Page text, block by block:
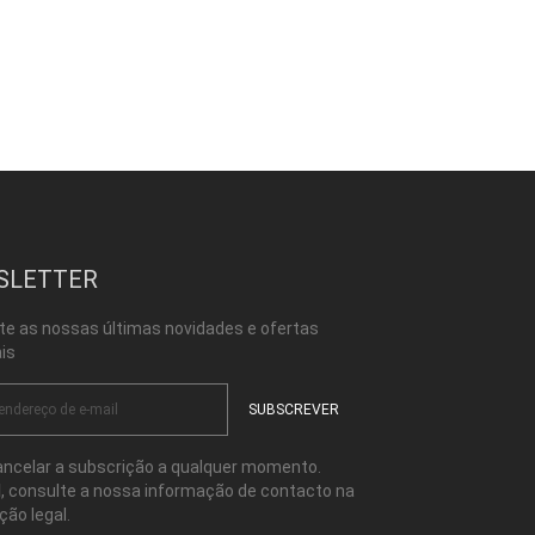
as nossas últimas novidades e ofertas
a subscrição a qualquer momento.
consulte a nossa informação de contacto na
legal.